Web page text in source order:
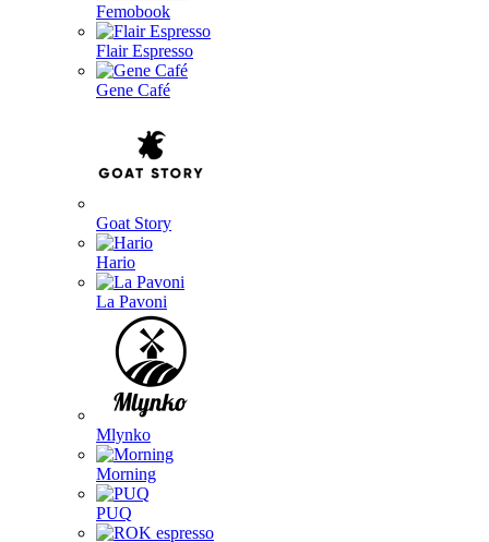
Femobook
Flair Espresso
Gene Café
Goat Story
Hario
La Pavoni
Mlynko
Morning
PUQ